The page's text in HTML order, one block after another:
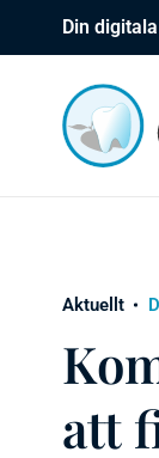
Din
Aktuellt
att